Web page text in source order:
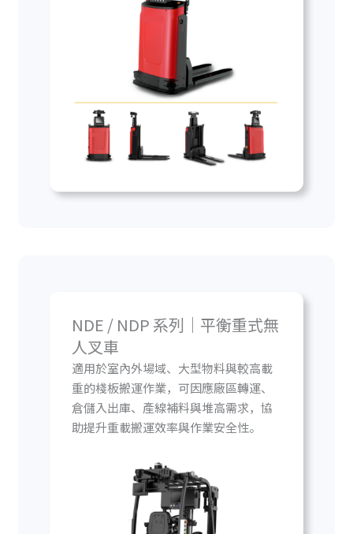
NDE / NDP 系列｜平衡重式無
人叉車
適用於室內外場域、大型物料與較高載
重的棧板搬運作業，可因應廠區轉運、
倉儲入出庫、產線補料與堆高需求，協
助提升重載搬運效率與作業安全性。